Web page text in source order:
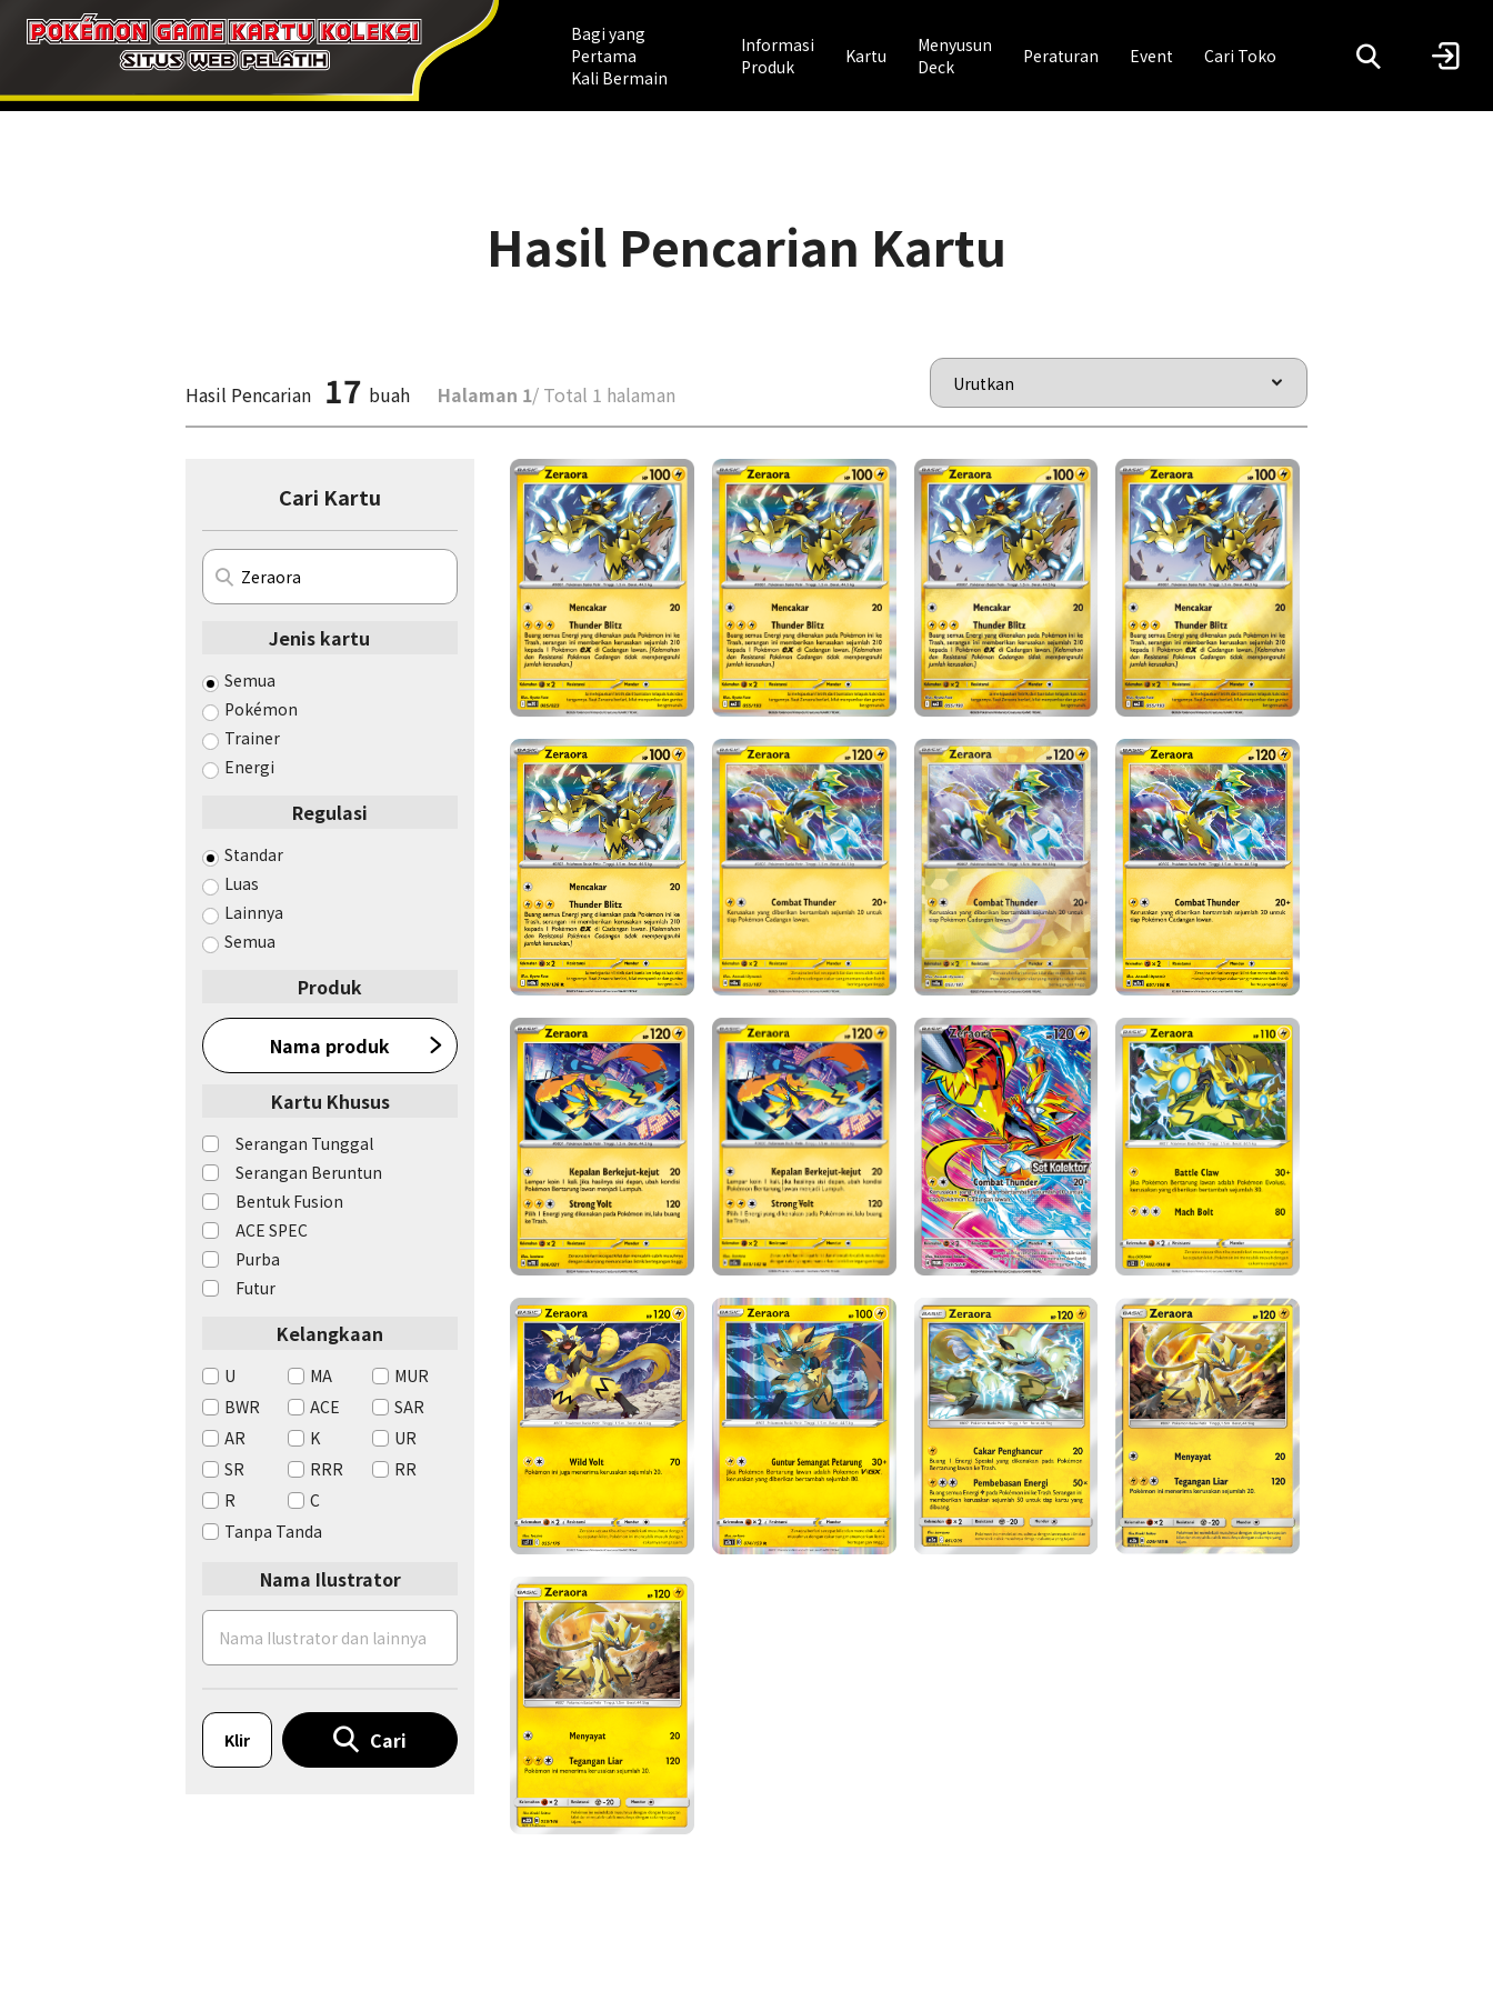
Bagi yang
Pertama
Kali Bermain
Informasi
Produk
Kartu
Menyusun
Deck
Peraturan Event Cari Toko
Hasil Pencarian Kartu
Hasil Pencarian 17 buah Halaman 1/ Total 1 halaman
Cari Kartu
Jenis kartu
Semua
Pokémon
Trainer
Energi
Regulasi
Standar
Luas
Lainnya
Semua
Produk
Nama produk
Kartu Khusus
Serangan Tunggal
Serangan Beruntun
Bentuk Fusion
ACE SPEC
Purba
Futur
Kelangkaan
U MA
MUR
BWR
ACE
SAR
AR
K
UR
SR
RRR
RR
R
C
Tanpa Tanda
Nama Ilustrator
Klir Cari